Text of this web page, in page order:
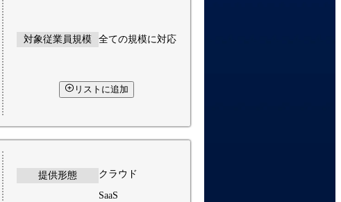
対象従業員規模 全ての規模に対応
リストに追加
提供形態 クラウド
SaaS